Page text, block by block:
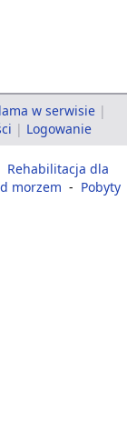
w serwisie |
| Logowanie
Rehabilitacja dla
morzem - Pobyty